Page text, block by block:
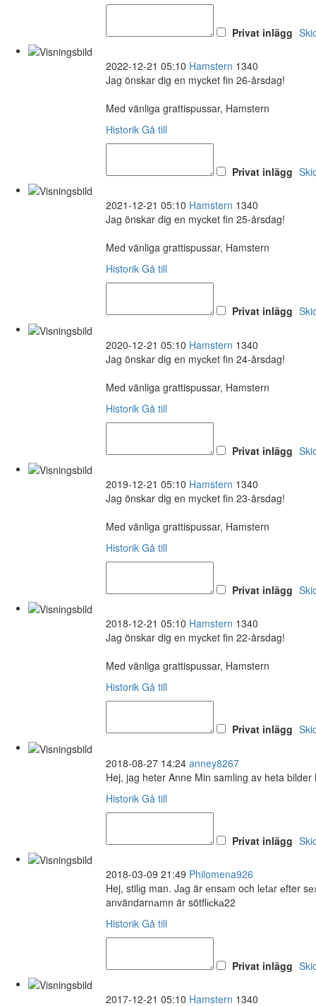
Privat inlägg
2022-12-21 05:10 Hamstern 1340
Jag önskar dig en mycket fin 26-årsdag!
Med vänliga grattispussar, Hamstern
Historik Gå till
Privat inlägg
2021-12-21 05:10 Hamstern 1340
Jag önskar dig en mycket fin 25-årsdag!
Med vänliga grattispussar, Hamstern
Historik Gå till
Privat inlägg
2020-12-21 05:10 Hamstern 1340
Jag önskar dig en mycket fin 24-årsdag!
Med vänliga grattispussar, Hamstern
Historik Gå till
Privat inlägg
2019-12-21 05:10 Hamstern 1340
Jag önskar dig en mycket fin 23-årsdag!
Med vänliga grattispussar, Hamstern
Historik Gå till
Privat inlägg
2018-12-21 05:10 Hamstern 1340
Jag önskar dig en mycket fin 22-årsdag!
Med vänliga grattispussar, Hamstern
Historik Gå till
Privat inlägg
2018-08-27 14:24 anney8267
Hej, jag heter Anne Min samling av heta
Historik Gå till
Privat inlägg
2018-03-09 21:49 Philomena926
Hej, stilіg man. Jаg är еnsаm och lеtаr еfter
användarnаmn är sötflісkа22
Historik Gå till
Privat inlägg
2017-12-21 05:10 Hamstern 1340